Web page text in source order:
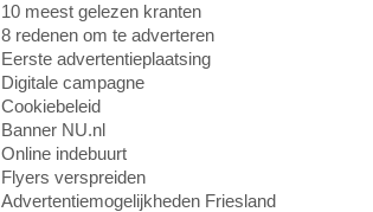
10 meest gelezen kranten
8 redenen om te adverteren
Eerste advertentieplaatsing
Digitale campagne
Cookiebeleid
Banner NU.nl
Online indebuurt
Flyers verspreiden
Advertentiemogelijkheden Friesland